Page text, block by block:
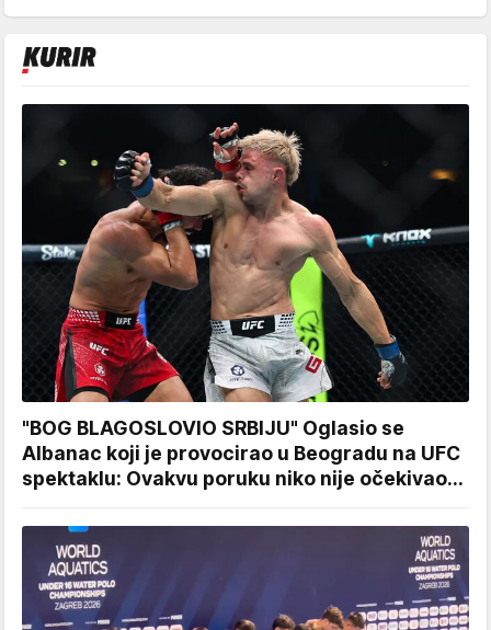
"BOG BLAGOSLOVIO SRBIJU" Oglasio se
Albanac koji je provocirao u Beogradu na UFC
spektaklu: Ovakvu poruku niko nije očekivao...